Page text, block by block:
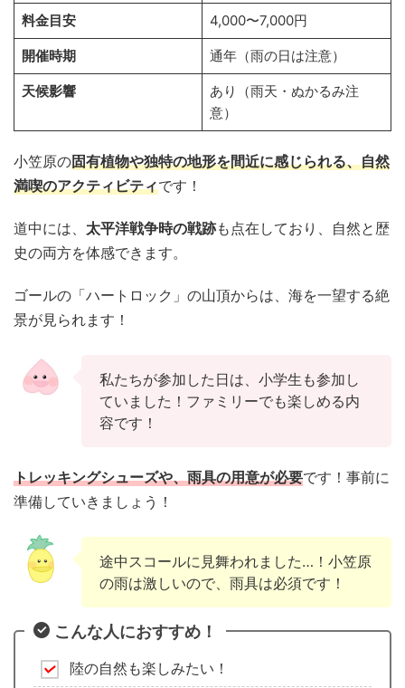
料金目安 4,000〜7,000円
開催時期 通年（雨の日は注意）
天候影響
あり（雨天・ぬかるみ注
意）
小笠原の固有植物や独特の地形を間近に感じられる、自然
満喫のアクティビティです！
道中には、 太平洋戦争時の戦跡も点在しており、自然と歴
史の両方を体感できます。
ゴールの「ハートロック」の山頂からは、海を一望する絶
景が見られます！
私たちが参加した日は、小学生も参加し
ていました！ファミリーでも楽しめる内
容です！
トレッキングシューズや、雨具の用意が必要です！事前に
準備していきましょう！
途中スコールに見舞われました…！小笠原
の雨は激しいので、雨具は必須です！
こんな人におすすめ！
陸の自然も楽しみたい！